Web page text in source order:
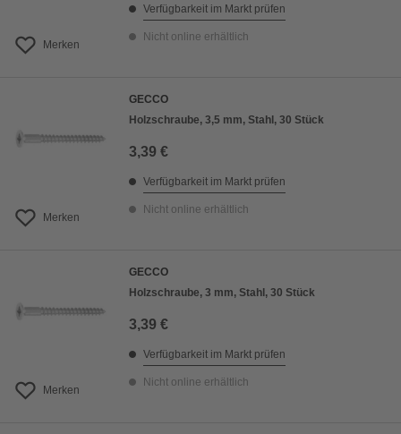
Merken
Verfügbarkeit im Markt prüfen
Nicht online erhältlich
Merken
GECCO
Holzschraube, 3,5 mm, Stahl, 30 Stück
3,39 €
Verfügbarkeit im Markt prüfen
Nicht online erhältlich
Merken
GECCO
Holzschraube, 3 mm, Stahl, 30 Stück
3,39 €
Verfügbarkeit im Markt prüfen
Nicht online erhältlich